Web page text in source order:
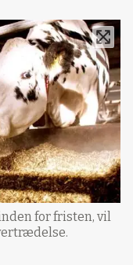
for fristen, vil